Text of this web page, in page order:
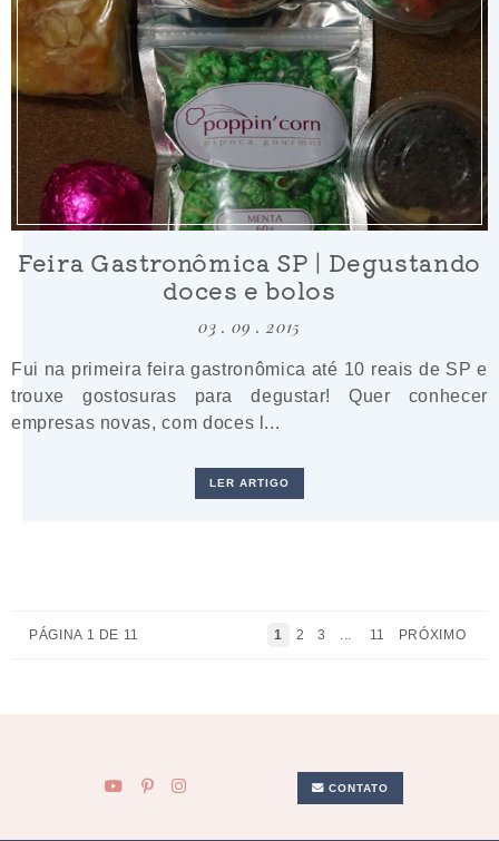
Feira Gastronômica SP | Degustando
doces e bolos
03 . 09 . 2015
Fui na primeira feira gastronômica até 10 reais de SP e
trouxe gostosuras para degustar! Quer conhecer
empresas novas, com doces l...
LER ARTIGO
PÁGINA 1 DE 11 1 2 3 ... 11 PRÓXIMO
CONTATO